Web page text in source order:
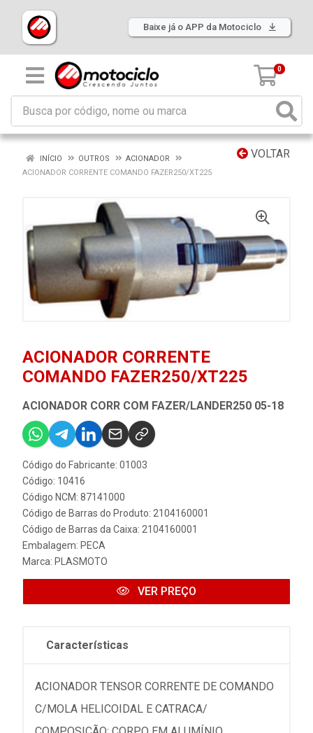
Baixe já o APP da Motociclo
0
VOLTAR
INÍCIO OUTROS
ACIONADOR
ACIONADOR CORRENTE COMANDO FAZER250/XT225
ACIONADOR CORRENTE
COMANDO FAZER250/XT225
ACIONADOR CORR COM FAZER/LANDER250 05-18
Código do Fabricante: 01003
Código: 10416
Código NCM: 87141000
Código de Barras do Produto: 2104160001
Código de Barras da Caixa: 2104160001
Embalagem: PECA
Marca: PLASMOTO
VER PREÇO
Características
ACIONADOR TENSOR CORRENTE DE COMANDO
C/MOLA HELICOIDAL E CATRACA/